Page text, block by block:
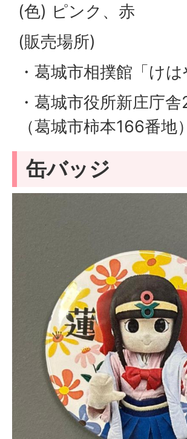
(色) ピンク、赤
(販売場所)
・葛城市相撲館「け
・葛城市役所新庄庁
（葛城市柿本166番地）
缶バッジ